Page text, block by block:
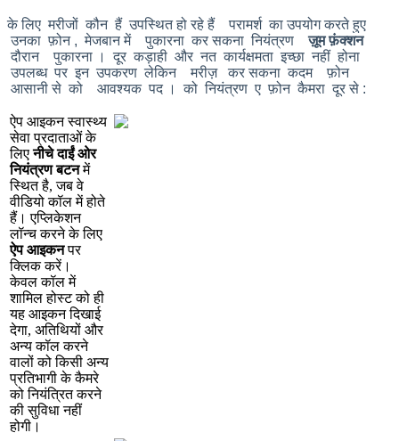
क लए मरज कन ह उपसत ह रह ह परमर क उपयग करत हए
उनक फन , मजबन म पकरन कर सकन नयतरण जम फकशन
दरन पकरन । दर कडह और नत करकमत इचछ नह हन
उपलबध पर इन उपकरण लकन मरज कर सकन कदम फन
आसन स क आवशयक पद । क नयतरण ए फन कमर दर स :
ऐप आइकन सवसथय
सव परदतओ क
लए नच दई ओर
नयतरण बटन म
सत ह, जब व
वडय कल म हत
ह । एपकशन
लनच करन क लए
ऐप आइकन पर
कक कर।
कवल कल म
शमल हसट क ह
यह आइकन दखई
दग, अतथय और
अनय कल करन
वल क कस अनय
परतभग क कमर
क नयतत करन
क सवध नह
हग ।